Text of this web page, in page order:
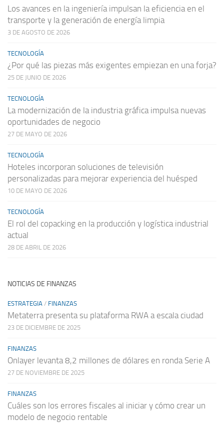
Los avances en la ingeniería impulsan la eficiencia en el
transporte y la generación de energía limpia
3 DE AGOSTO DE 2026
TECNOLOGÍA
¿Por qué las piezas más exigentes empiezan en una forja?
25 DE JUNIO DE 2026
TECNOLOGÍA
La modernización de la industria gráfica impulsa nuevas
oportunidades de negocio
27 DE MAYO DE 2026
TECNOLOGÍA
Hoteles incorporan soluciones de televisión
personalizadas para mejorar experiencia del huésped
10 DE MAYO DE 2026
TECNOLOGÍA
El rol del copacking en la producción y logística industrial
actual
28 DE ABRIL DE 2026
NOTICIAS DE FINANZAS
ESTRATEGIA / FINANZAS
Metaterra presenta su plataforma RWA a escala ciudad
23 DE DICIEMBRE DE 2025
FINANZAS
Onlayer levanta 8,2 millones de dólares en ronda Serie A
27 DE NOVIEMBRE DE 2025
FINANZAS
Cuáles son los errores fiscales al iniciar y cómo crear un
modelo de negocio rentable